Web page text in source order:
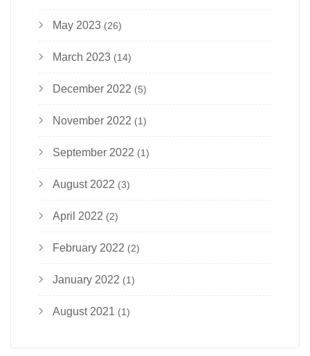
May 2023 (26)
March 2023 (14)
December 2022 (5)
November 2022 (1)
September 2022 (1)
August 2022 (3)
April 2022 (2)
February 2022 (2)
January 2022 (1)
August 2021 (1)